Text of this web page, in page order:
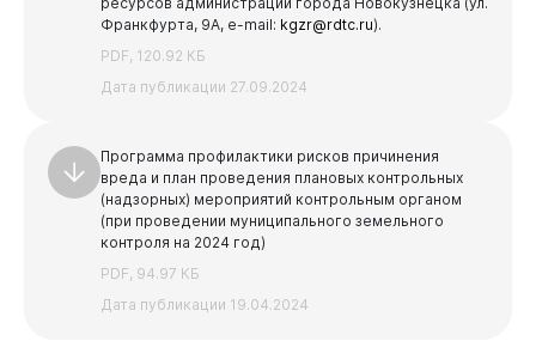
Франкфурта, 9А, e-mail: kgzr@rdtc.ru).
PDF, 120.92 КБ
Дата публикации 27.09.2024
Программа профилактики рисков причинения
вреда и план проведения плановых контрольных
(надзорных) мероприятий контрольным органом
(при проведении муниципального земельного
контроля на 2024 год)
PDF, 94.97 КБ
Дата публикации 19.04.2024